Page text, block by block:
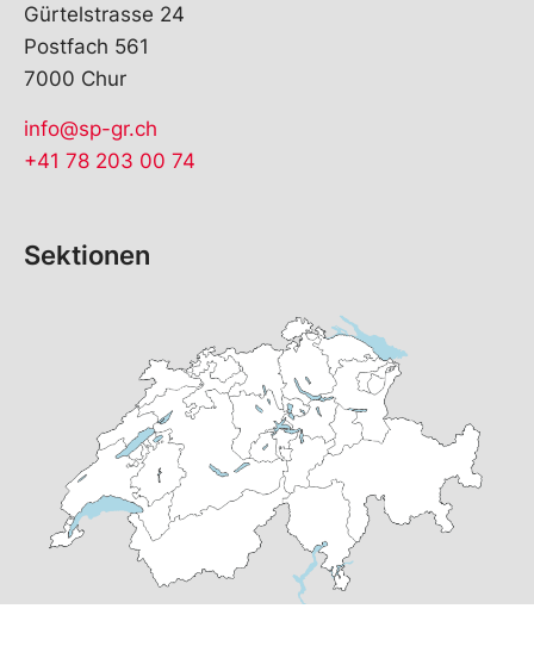
Gürtelstrasse 24
Postfach 561
7000 Chur
info@sp-gr.ch
+41 78 203 00 74
Sektionen